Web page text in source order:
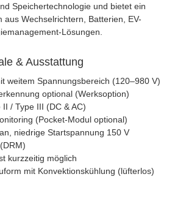
Speichertechnologie und bietet ein
aus Wechselrichtern, Batterien, EV-
Lösungen.
& Ausstattung
weitem Spannungsbereich (120–980 V)
optional (Werksoption)
/ Type III (DC & AC)
(Pocket-Modul optional)
niedrige Startspannung 150 V
kurzzeitig möglich
mit Konvektionskühlung (lüfterlos)